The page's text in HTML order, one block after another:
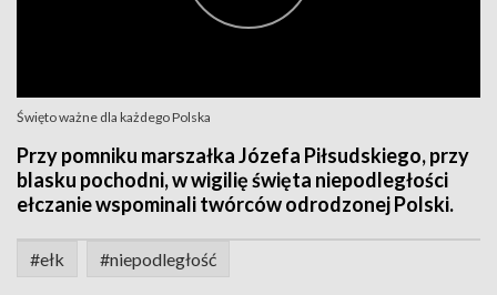
Święto ważne dla każdego Polska
Przy pomniku marszałka Józefa Piłsudskiego, przy
blasku pochodni, w wigilię święta niepodległości
ełczanie wspominali twórców odrodzonej Polski.
#ełk #niepodległość